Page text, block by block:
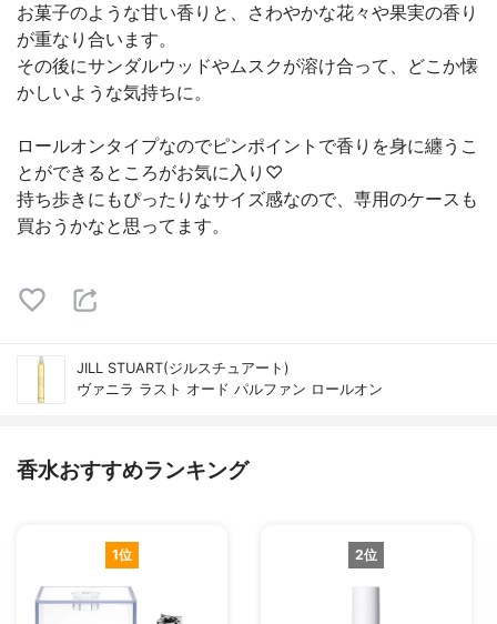
お菓子のような甘い香りと、さわやかな花々や果実の香り
が重なり合います。
その後にサンダルウッドやムスクが溶け合って、どこか懐
かしいような気持ちに。
ロールオンタイプなのでピンポイントで香りを身に纏うこ
とができるところがお気に入り♡
持ち歩きにもぴったりなサイズ感なので、専用のケースも
買おうかなと思ってます。
JILL STUART(ジルスチュアート)
ヴァニラ ラスト オード パルファン ロールオン
香水おすすめランキング
1位 2位